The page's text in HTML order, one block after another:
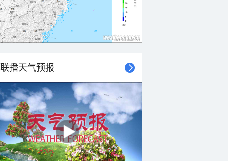
联播天气预报